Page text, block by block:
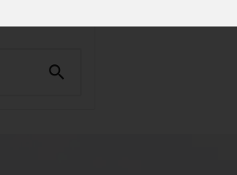
